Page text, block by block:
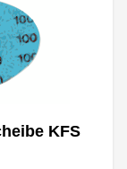
KFS